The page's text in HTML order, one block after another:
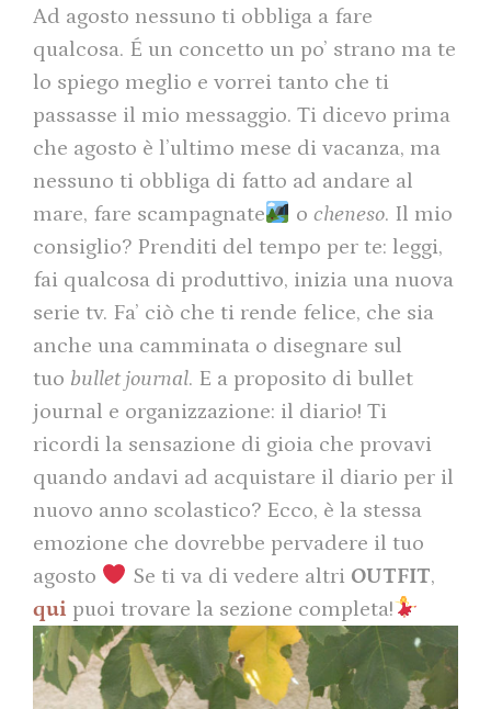
Ad agosto nessuno ti obbliga a fare
qualcosa. É un concetto un po’ strano ma te
lo spiego meglio e vorrei tanto che ti
passasse il mio messaggio. Ti dicevo prima
che agosto è l’ultimo mese di vacanza, ma
nessuno ti obbliga di fatto ad andare al
mare, fare scampagnate
o cheneso. Il mio
consiglio? Prenditi del tempo per te: leggi,
fai qualcosa di produttivo, inizia una nuova
serie tv. Fa’ ciò che ti rende felice, che sia
anche una camminata o disegnare sul
tuo bullet journal. E a proposito di bullet
journal e organizzazione: il diario! Ti
ricordi la sensazione di gioia che provavi
quando andavi ad acquistare il diario per il
nuovo anno scolastico? Ecco, è la stessa
emozione che dovrebbe pervadere il tuo
agosto
Se ti va di vedere altri OUTFIT,
qui puoi trovare la sezione completa!